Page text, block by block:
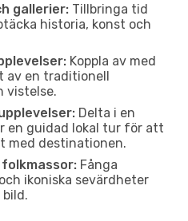
gallerier: Tillbringa tid
historia, konst och
Koppla av med
av en traditionell
vistelse.
Delta i en
en guidad lokal tur för att
med destinationen.
Fånga
ikoniska sevärdheter